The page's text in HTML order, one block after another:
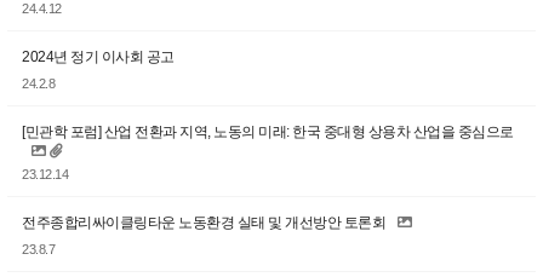
24.4.12
2024년 정기 이사회 공고
24.2.8
[민관학 포럼] 산업 전환과 지역, 노동의 미래: 한국 중대형 상용차 산업을 중심으로
23.12.14
전주종합리싸이클링타운 노동환경 실태 및 개선방안 토론회
23.8.7